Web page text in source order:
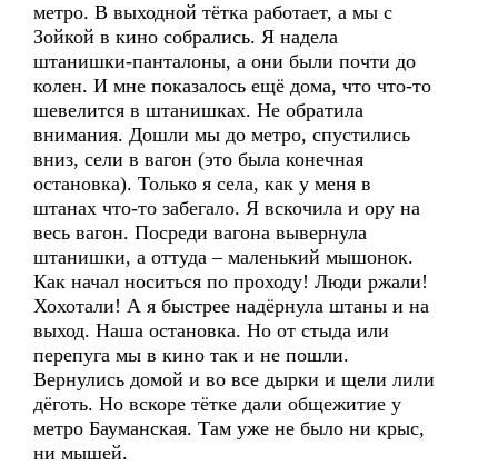
метро. В выходной тётка работает, а мы с
Зойкой в кино собрались. Я надела
штанишки-панталоны, а они были почти до
колен. И мне показалось ещё дома, что что-то
шевелится в штанишках. Не обратила
внимания. Дошли мы до метро, спустились
вниз, сели в вагон (это была конечная
остановка). Только я села, как у меня в
штанах что-то забегало. Я вскочила и ору на
весь вагон. Посреди вагона вывернула
штанишки, а оттуда – маленький мышонок.
Как начал носиться по проходу! Люди ржали!
Хохотали! А я быстрее надёрнула штаны и на
выход. Наша остановка. Но от стыда или
перепуга мы в кино так и не пошли.
Вернулись домой и во все дырки и щели лили
дёготь. Но вскоре тётке дали общежитие у
метро Бауманская. Там уже не было ни крыс,
ни мышей.